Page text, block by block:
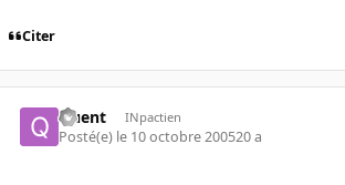
Citer
Quent INpactien
Posté(e) le 10 octobre 200520 a